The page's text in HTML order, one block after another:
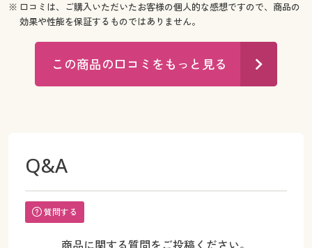
※ 口コミは、ご購入いただいたお客様の個人的な感想ですので、商品の
効果や性能を保証するものではありません。
この商品の口コミをもっと見る
Q&A
質問する